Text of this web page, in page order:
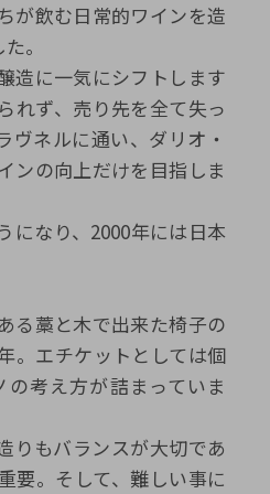
が飲む日常的ワインを造
。
造に一気にシフトします
れず、売り先を全て失っ
ヴネルに通い、ダリオ・
ンの向上だけを目指しま
になり、2000年には日本
る藁と木で出来た椅子の
。エチケットとしては個
考え方が詰まっていま
りもバランスが大切であ
要。そして、難しい事に